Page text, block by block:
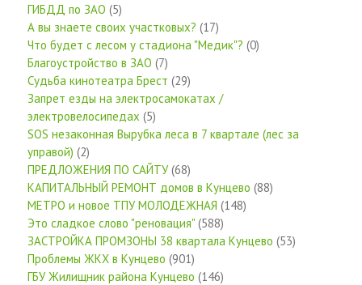
ГИБДД по ЗАО (5)
А вы знаете своих участковых? (17)
Что будет с лесом у стадиона "Медик"? (0)
Благоустройство в ЗАО (7)
Судьба кинотеатра Брест (29)
Запрет езды на электросамокатах /
электровелосипедах (5)
SOS незаконная Вырубка леса в 7 квартале (лес за
управой) (2)
ПРЕДЛОЖЕНИЯ ПО САЙТУ(68)
КАПИТАЛЬНЫЙ РЕМОНТ домов в Кунцево (88)
МЕТРО и новое ТПУ МОЛОДЕЖНАЯ (148)
Это сладкое слово "реновация" (588)
ЗАСТРОЙКА ПРОМЗОНЫ 38 квартала Кунцево (53)
Проблемы ЖКХ в Кунцево (901)
ГБУ Жилищник района Кунцево (146)